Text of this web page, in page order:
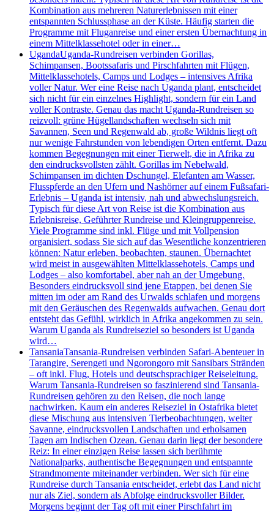
Kombination aus mehreren Naturerlebnissen mit einer
entspannten Schlussphase an der Küste. Häufig starten die
Programme mit Fluganreise und einer ersten Übernachtung in
einem Mittelklassehotel oder in einer…
UgandaUganda-Rundreisen verbinden Gorillas,
Schimpansen, Bootssafaris und Pirschfahrten mit Flügen,
Mittelklassehotels, Camps und Lodges – intensives Afrika
voller Natur. Wer eine Reise nach Uganda plant, entscheidet
sich nicht für ein einzelnes Highlight, sondern für ein Land
voller Kontraste. Genau das macht Uganda-Rundreisen so
reizvoll: grüne Hügellandschaften wechseln sich mit
Savannen, Seen und Regenwald ab, große Wildnis liegt oft
nur wenige Fahrstunden von lebendigen Orten entfernt. Dazu
kommen Begegnungen mit einer Tierwelt, die in Afrika zu
den eindrucksvollsten zählt. Gorillas im Nebelwald,
Schimpansen im dichten Dschungel, Elefanten am Wasser,
Flusspferde an den Ufern und Nashörner auf einem Fußsafari-
Erlebnis – Uganda ist intensiv, nah und abwechslungsreich.
Typisch für diese Art von Reise ist die Kombination aus
Erlebnisreise, Geführter Rundreise und Kleingruppenreise.
Viele Programme sind inkl. Flüge und mit Vollpension
organisiert, sodass Sie sich auf das Wesentliche konzentrieren
können: Natur erleben, beobachten, staunen. Übernachtet
wird meist in ausgewählten Mittelklassehotels, Camps und
Lodges – also komfortabel, aber nah an der Umgebung.
Besonders eindrucksvoll sind jene Etappen, bei denen Sie
mitten im oder am Rand des Urwalds schlafen und morgens
mit den Geräuschen des Regenwalds aufwachen. Genau dort
entsteht das Gefühl, wirklich in Afrika angekommen zu sein.
Warum Uganda als Rundreiseziel so besonders ist Uganda
wird…
TansaniaTansania-Rundreisen verbinden Safari-Abenteuer in
Tarangire, Serengeti und Ngorongoro mit Sansibars Stränden
– oft inkl. Flug, Hotels und deutschsprachiger Reiseleitung.
Warum Tansania-Rundreisen so faszinierend sind Tansania-
Rundreisen gehören zu den Reisen, die noch lange
nachwirken. Kaum ein anderes Reiseziel in Ostafrika bietet
diese Mischung aus intensiven Tierbeobachtungen, weiter
Savanne, eindrucksvollen Landschaften und erholsamen
Tagen am Indischen Ozean. Genau darin liegt der besondere
Reiz: In einer einzigen Reise lassen sich berühmte
Nationalparks, authentische Begegnungen und entspannte
Strandmomente miteinander verbinden. Wer sich für eine
Rundreise durch Tansania entscheidet, erlebt das Land nicht
nur als Ziel, sondern als Abfolge eindrucksvoller Bilder.
Morgens beginnt der Tag oft mit einer Pirschfahrt im